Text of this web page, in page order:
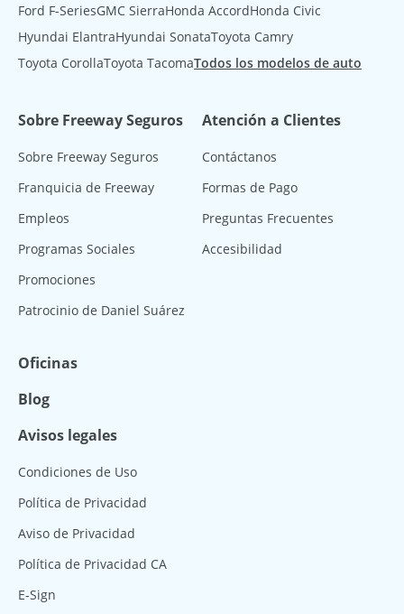
Ford F-SeriesGMC SierraHonda AccordHonda Civic
Hyundai ElantraHyundai SonataToyota Camry
Toyota CorollaToyota TacomaTodos los modelos de auto
Sobre Freeway Seguros
Sobre Freeway Seguros
Franquicia de Freeway
Empleos
Programas Sociales
Promociones
Patrocinio de Daniel Suárez
Atención a Clientes
Contáctanos
Formas de Pago
Preguntas Frecuentes
Accesibilidad
Oficinas
Blog
Avisos legales
Condiciones de Uso
Política de Privacidad
Aviso de Privacidad
Política de Privacidad CA
E-Sign